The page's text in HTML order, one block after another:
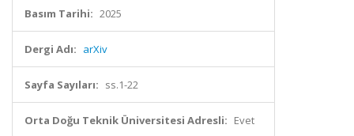
Basım Tarihi: 2025
Dergi Adı: arXiv
Sayfa Sayıları: ss.1-22
Orta Doğu Teknik Üniversitesi Adresli: Evet